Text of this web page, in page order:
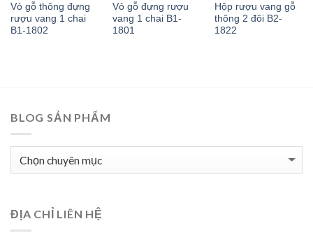
Vỏ gỗ thông đựng
rượu vang 1 chai
B1-1802
Vỏ gỗ đựng rượu
vang 1 chai B1-
1801
Hộp rượu vang gỗ
thông 2 đôi B2-
1822
BLOG SẢN PHẨM
BLOG
SẢN
ĐỊA CHỈ LIÊN HỆ